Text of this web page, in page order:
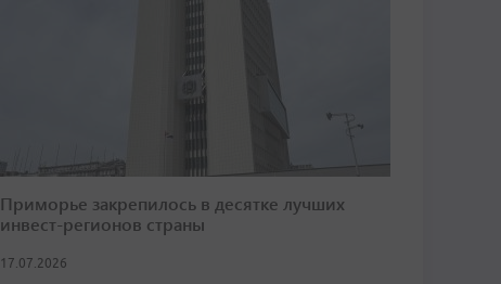
Приморье закрепилось в десятке лучших
инвест-регионов страны
17.07.2026